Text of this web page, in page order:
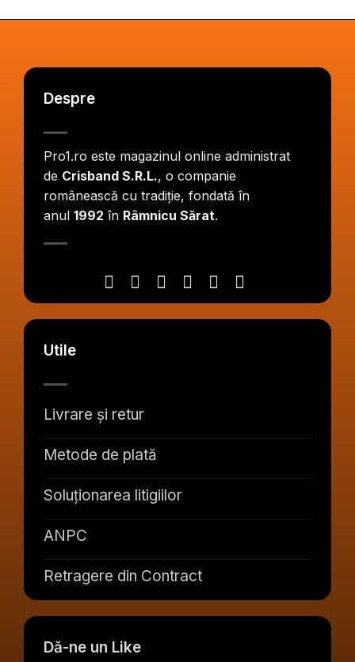
Despre
Pro1.ro este magazinul online administrat
de Crisband S.R.L., o companie
românească cu tradiție, fondată în
anul 1992 în Râmnicu Sărat.
Utile
Livrare și retur
Metode de plată
Soluționarea litigiilor
ANPC
Retragere din Contract
Dă-ne un Like